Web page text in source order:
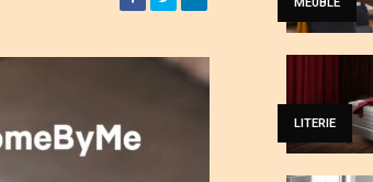
LITERIE